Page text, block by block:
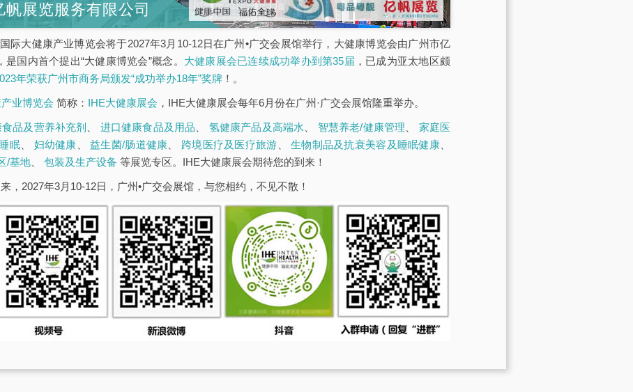
帆展览服务有限公司
际大健康产业博览会将于2027年3月10-12日在广州•广交会展馆举行，大健康博览会由广州市亿
国内首个提出“大健康博览会”概念。 大健康展会已连续成功举办到第35届 ，已成为亚太地区颇
年荣获广州市商务局颁发“成功举办18年”奖牌 ！。
业博览会 简称： IHE大健康展会 ，IHE大健康展会每年6月份在广州·广交会展馆隆重举办。
品及营养补充剂 进口健康食品及用品 氢健康产品及高端水 智慧养老/健康管理
家庭医
眠、 妇幼健康 、益生菌/肠道健康 跨境医疗及医疗旅游 、生物制品及抗衰美容及睡眠健康
/基地 包装及生产设备 等展览专区。IHE大健康展会期待您的到来！
，2027年3月10-12日，广州•广交会展馆，与您相约，不见不散！